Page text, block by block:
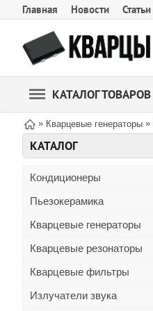
Главная Новости Статьи
КАТАЛОГ ТОВАРОВ
» Кварцевые генераторы »
КАТАЛОГ
Кондиционеры
Пьезокерамика
Кварцевые генераторы
Кварцевые резонаторы
Кварцевые фильтры
Излучатели звука